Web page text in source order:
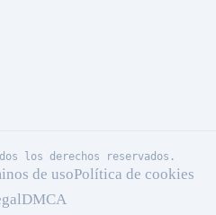
los derechos reservados.
de usoPolítica de cookies
DMCA